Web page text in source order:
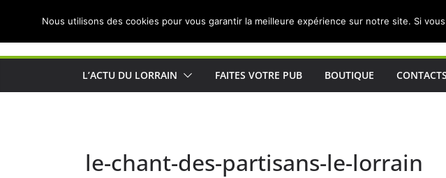
Actualités de Lorraine pour les Lorrains
L’ACTU DU LORRAIN FAITES VOTRE PUB BOUTIQUE CONTACTS
le-chant-des-partisans-le-lorrain
Nous utilisons des cookies pour vous garantir la meilleure expérience sur notre site. Si